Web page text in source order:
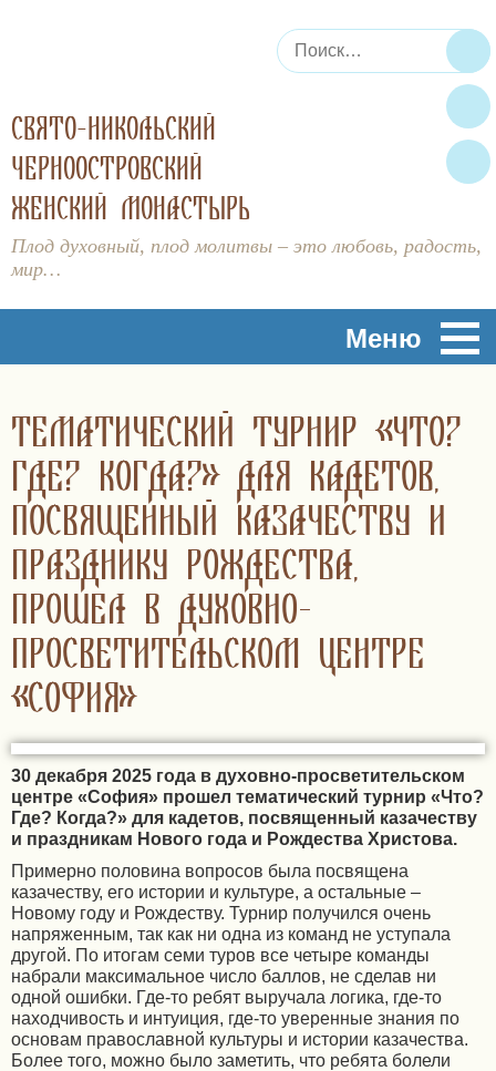
СВЯТО-НИКОЛЬСКИЙ
ЧЕРНООСТРОВСКИЙ
ЖЕНСКИЙ МОНАСТЫРЬ
Плод духовный, плод молитвы – это любовь, радость,
мир…
Искать:
Меню
ТЕМАТИЧЕСКИЙ ТУРНИР «ЧТО?
ГДЕ? КОГДА?» ДЛЯ КАДЕТОВ,
ПОСВЯЩЕННЫЙ КАЗАЧЕСТВУ И
ПРАЗДНИКУ РОЖДЕСТВА,
ПРОШЕЛ В ДУХОВНО-
ПРОСВЕТИТЕЛЬСКОМ ЦЕНТРЕ
«СОФИЯ»
30 декабря 2025 года в духовно-просветительском
центре «София» прошел тематический турнир «Что?
Где? Когда?» для кадетов, посвященный казачеству
и праздникам Нового года и Рождества Христова.
Примерно половина вопросов была посвящена
казачеству, его истории и культуре, а остальные –
Новому году и Рождеству. Турнир получился очень
напряженным, так как ни одна из команд не уступала
другой. По итогам семи туров все четыре команды
набрали максимальное число баллов, не сделав ни
одной ошибки. Где-то ребят выручала логика, где-то
находчивость и интуиция, где-то уверенные знания по
основам православной культуры и истории казачества.
Более того, можно было заметить, что ребята болели